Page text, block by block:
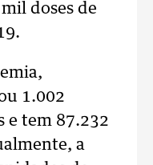
doses de
1.002
e tem 87.232
a